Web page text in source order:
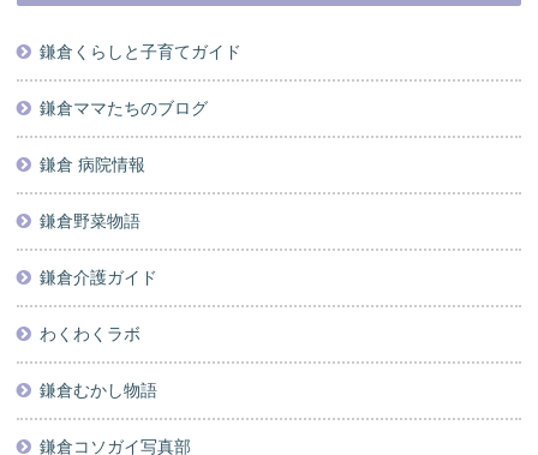
鎌倉くらしと子育てガイド
鎌倉ママたちのブログ
鎌倉 病院情報
鎌倉野菜物語
鎌倉介護ガイド
わくわくラボ
鎌倉むかし物語
鎌倉コソガイ写真部